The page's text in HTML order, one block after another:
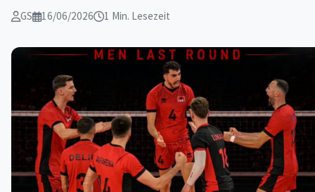
GS 16/06/2026 1 Min. Lesezeit